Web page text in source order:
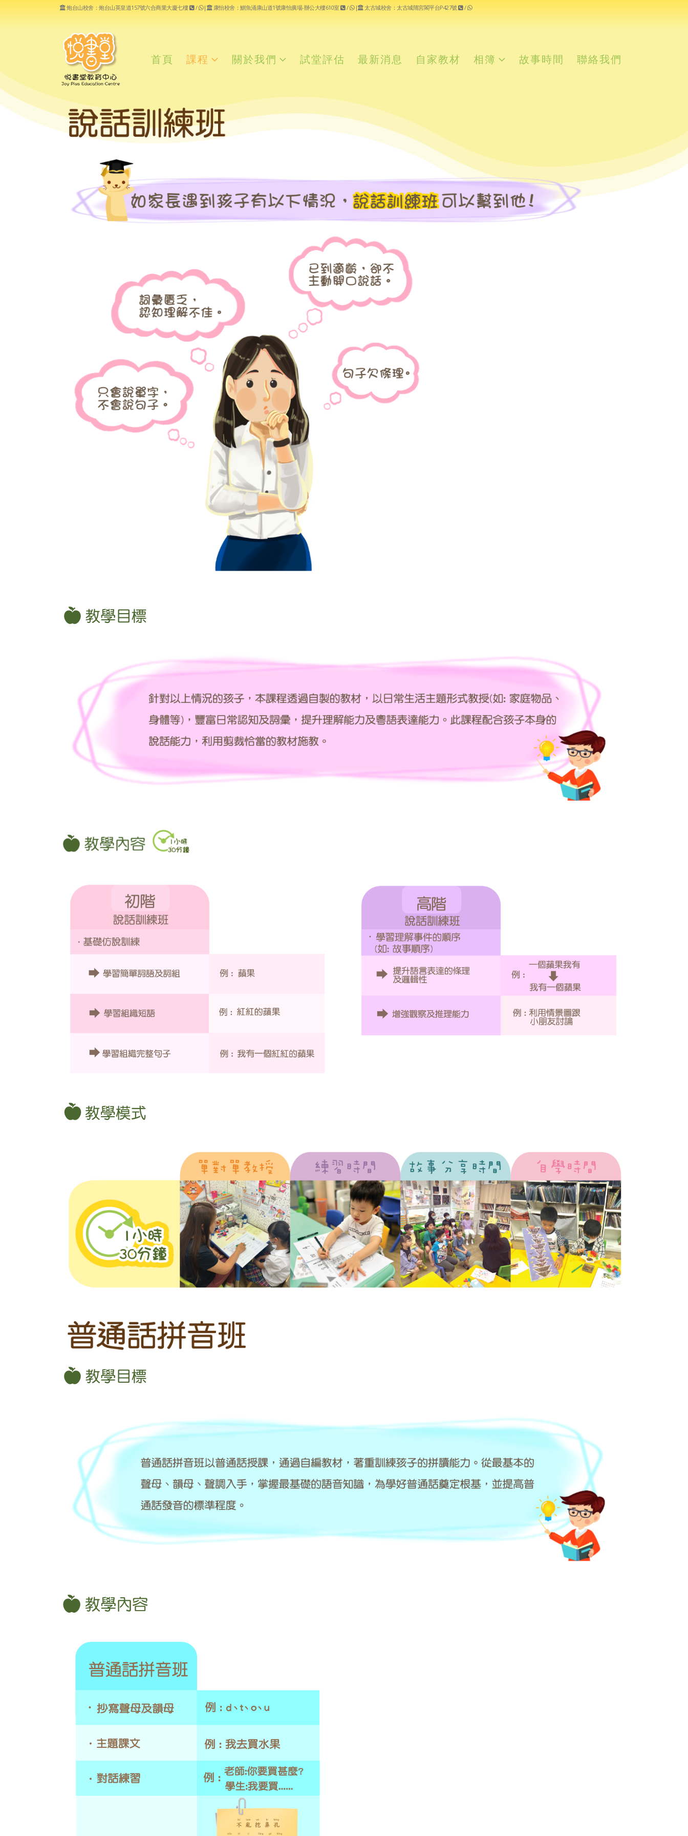
炮台山校舍：炮台山英皇道157號六合商業大廈七樓 / | 康怡校舍：鰂魚涌康山道1號康怡廣場-辦公大樓610室 / | 太古城校舍：太古城隋宮閣平台P427號 /
首頁 課程 關於我們 試堂評估 最新消息 自家教材 相簿 故事時間 聯絡我們